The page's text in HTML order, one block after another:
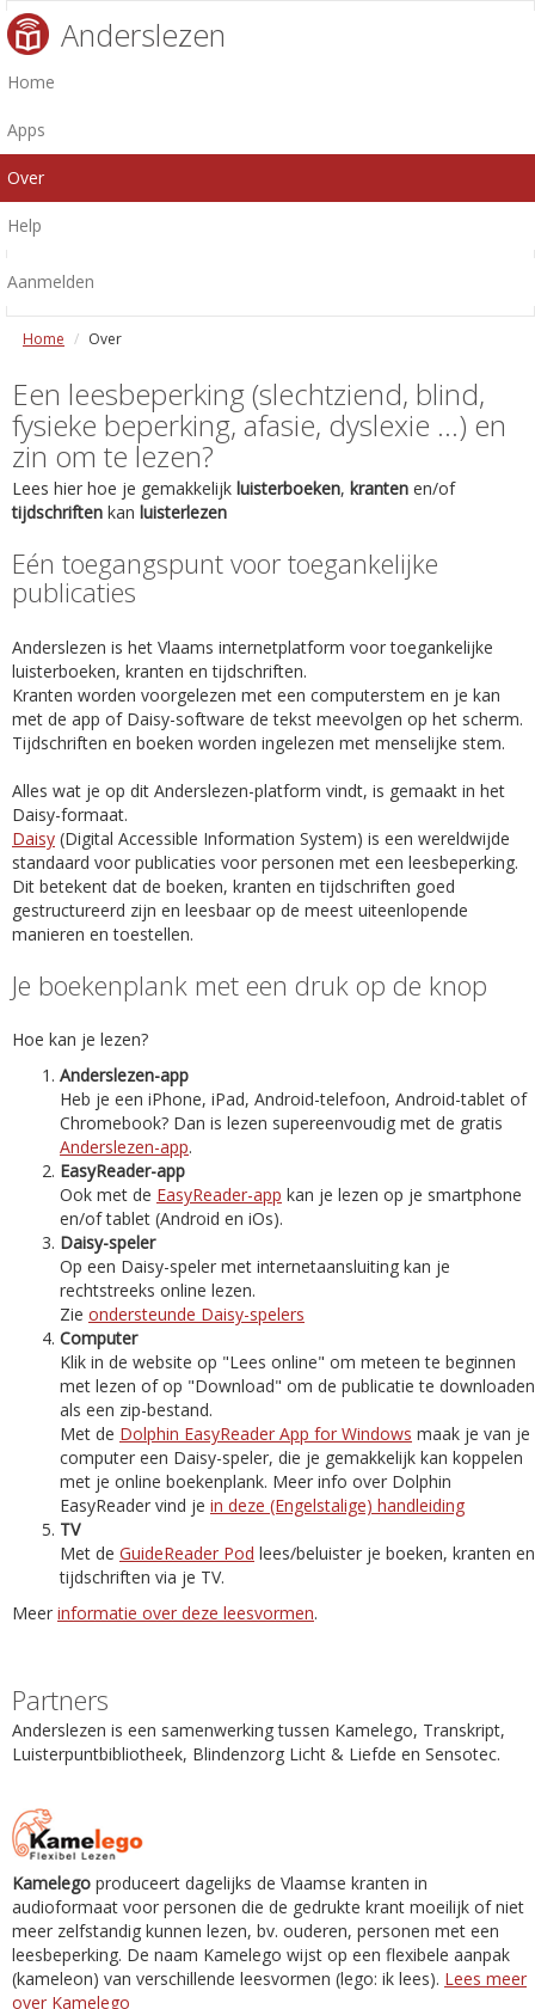
Anderslezen
Home
Apps
Over
Help
Aanmelden
Home Over
Een leesbeperking (slechtziend, blind,
fysieke beperking, afasie, dyslexie ...) en
zin om te lezen?
Lees hier hoe je gemakkelijk luisterboeken, kranten en/of
tijdschriften kan luisterlezen
Eén toegangspunt voor toegankelijke
publicaties
Anderslezen is het Vlaams internetplatform voor toegankelijke
luisterboeken, kranten en tijdschriften.
Kranten worden voorgelezen met een computerstem en je kan
met de app of Daisy-software de tekst meevolgen op het scherm.
Tijdschriften en boeken worden ingelezen met menselijke stem.
Alles wat je op dit Anderslezen-platform vindt, is gemaakt in het
Daisy-formaat.
Daisy (Digital Accessible Information System) is een wereldwijde
standaard voor publicaties voor personen met een leesbeperking.
Dit betekent dat de boeken, kranten en tijdschriften goed
gestructureerd zijn en leesbaar op de meest uiteenlopende
manieren en toestellen.
Je boekenplank met een druk op de knop
Hoe kan je lezen?
Anderslezen-app
Heb je een iPhone, iPad, Android-telefoon, Android-tablet of
Chromebook? Dan is lezen supereenvoudig met de gratis
Anderslezen-app.
EasyReader-app
Ook met de EasyReader-app kan je lezen op je smartphone
en/of tablet (Android en iOs).
Daisy-speler
Op een Daisy-speler met internetaansluiting kan je
rechtstreeks online lezen.
Zie ondersteunde Daisy-spelers
Computer
Klik in de website op "Lees online" om meteen te beginnen
met lezen of op "Download" om de publicatie te downloaden
als een zip-bestand.
Met de Dolphin EasyReader App for Windows maak je van je
computer een Daisy-speler, die je gemakkelijk kan koppelen
met je online boekenplank. Meer info over Dolphin
EasyReader vind je in deze (Engelstalige) handleiding
TV
Met de GuideReader Pod lees/beluister je boeken, kranten en
tijdschriften via je TV.
Meer informatie over deze leesvormen.
Partners
Anderslezen is een samenwerking tussen Kamelego, Transkript,
Luisterpuntbibliotheek, Blindenzorg Licht & Liefde en Sensotec.
Kamelego produceert dagelijks de Vlaamse kranten in
audioformaat voor personen die de gedrukte krant moeilijk of niet
meer zelfstandig kunnen lezen, bv. ouderen, personen met een
leesbeperking. De naam Kamelego wijst op een flexibele aanpak
(kameleon) van verschillende leesvormen (lego: ik lees). Lees meer
over Kamelego